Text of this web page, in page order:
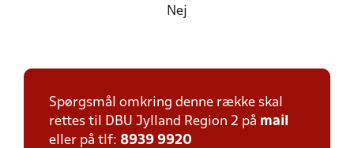
Nej
Spørgsmål omkring denne række skal
rettes til DBU Jylland Region 2 på mail
eller på tlf: 8939 9920